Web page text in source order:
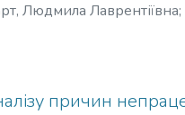
Людмила Лаврентіївна;
причин